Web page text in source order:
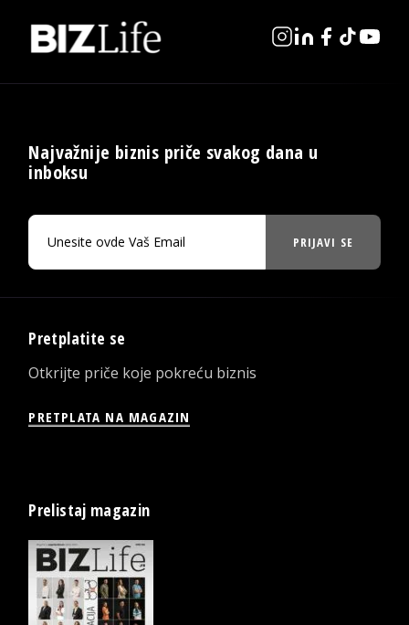
Najvažnije biznis priče svakog dana u
inboksu
PRIJAVI SE
Pretplatite se
Otkrijte priče koje pokreću biznis
PRETPLATA NA MAGAZIN
Prelistaj magazin